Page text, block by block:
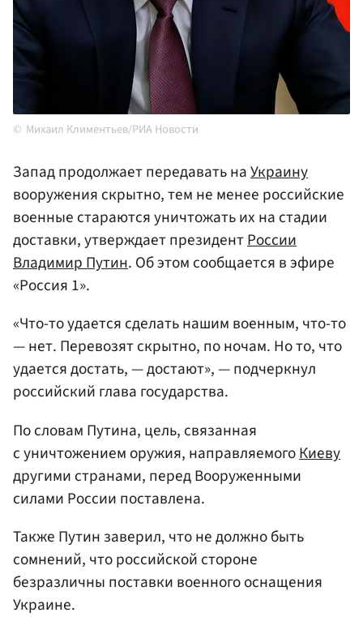
Михаил Климентьев/РИА Новости
Запад продолжает передавать наУкраину
вооружения скрытно, тем не менее российские
военные стараются уничтожать их на стадии
доставки, утверждает президентРоссии
Владимир Путин. Об этом сообщается в эфире
«Россия 1».
«Что-то удается сделать нашим военным, что-то
— нет. Перевозят скрытно, по ночам. Но то, что
удается достать, — достают», — подчеркнул
российский глава государства.
По словам Путина, цель, связанная
с уничтожением оружия, направляемогоКиеву
другими странами, перед Вооруженными
силами России поставлена.
Также Путин заверил, что не должно быть
сомнений, что российской стороне
безразличны поставки военного оснащения
Украине.